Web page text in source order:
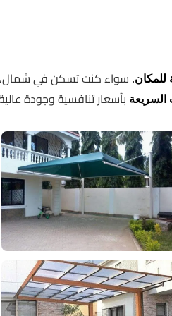
للمكان. سواء كنت تسكن في
السريعة بأسعار تنافسية وجودة